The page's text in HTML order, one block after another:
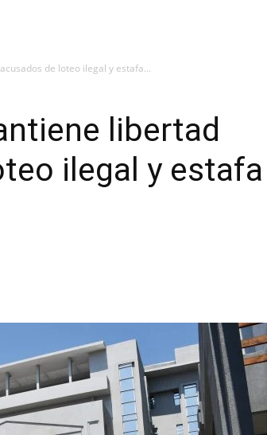
de loteo ilegal y estafa...
libertad
ilegal y estafa